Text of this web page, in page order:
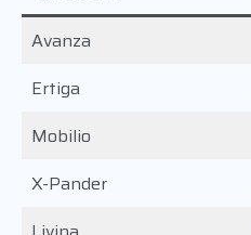
Avanza
Ertiga
Mobilio
X-Pander